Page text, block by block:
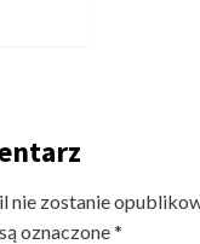
nie zostanie
oznaczone*